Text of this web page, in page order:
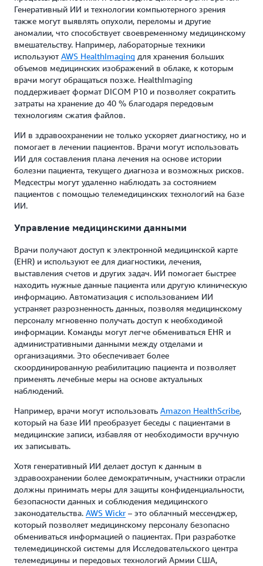
Генеративный ИИ и технологии компьютерного зрения
также могут выявлять опухоли, переломы и другие
аномалии, что способствует своевременному медицинскому
вмешательству. Например, лабораторные техники
используют AWS HealthImaging для хранения больших
объемов медицинских изображений в облаке, к которым
врачи могут обращаться позже. HealthImaging
поддерживает формат DICOM P10 и позволяет сократить
затраты на хранение до 40 % благодаря передовым
технологиям сжатия файлов.
ИИ в здравоохранении не только ускоряет диагностику, но и
помогает в лечении пациентов. Врачи могут использовать
ИИ для составления плана лечения на основе истории
болезни пациента, текущего диагноза и возможных рисков.
Медсестры могут удаленно наблюдать за состоянием
пациентов с помощью телемедицинских технологий на базе
ИИ.
Управление медицинскими данными
Врачи получают доступ к электронной медицинской карте
(EHR) и используют ее для диагностики, лечения,
выставления счетов и других задач. ИИ помогает быстрее
находить нужные данные пациента или другую клиническую
информацию. Автоматизация с использованием ИИ
устраняет разрозненность данных, позволяя медицинскому
персоналу мгновенно получать доступ к необходимой
информации. Команды могут легче обмениваться EHR и
административными данными между отделами и
организациями. Это обеспечивает более
скоординированную реабилитацию пациента и позволяет
применять лечебные меры на основе актуальных
наблюдений.
Например, врачи могут использовать Amazon HealthScribe,
который на базе ИИ преобразует беседы с пациентами в
медицинские записи, избавляя от необходимости вручную
их записывать.
Хотя генеративный ИИ делает доступ к данным в
здравоохранении более демократичным, участники отрасли
должны принимать меры для защиты конфиденциальности,
безопасности данных и соблюдения медицинского
законодательства. AWS Wickr – это облачный мессенджер,
который позволяет медицинскому персоналу безопасно
обмениваться информацией о пациентах. При разработке
телемедицинской системы для Исследовательского центра
телемедицины и передовых технологий Армии США,